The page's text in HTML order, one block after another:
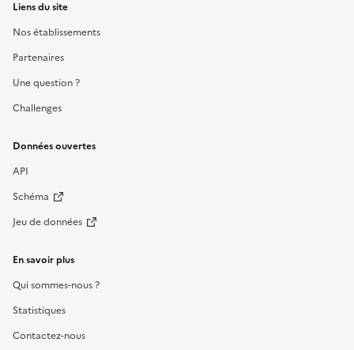
Liens du site
Nos établissements
Partenaires
Une question ?
Challenges
Données ouvertes
API
Schéma
Jeu de données
En savoir plus
Qui sommes-nous ?
Statistiques
Contactez-nous